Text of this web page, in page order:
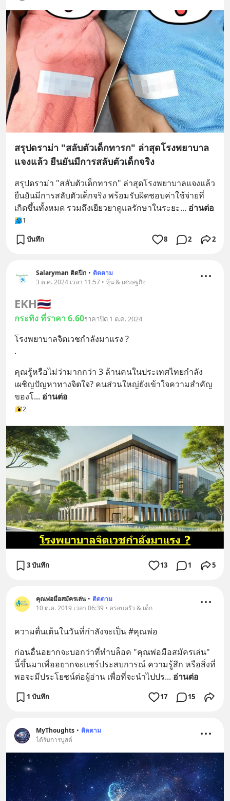
สรุปดราม่า "สลับตัวเด็กทารก" ล่าสุดโรงพยาบาล
แจงแล้ว ยืนยันมีการสลับตัวเด็กจริง
สรุปดราม่า "สลับตัวเด็กทารก" ล่าสุดโรงพยาบาลแจงแล้ว
ยืนยันมีการสลับตัวเด็กจริง พร้อมรับผิดชอบค่าใช้จ่ายที่
เกิดขึ้นทั้งหมด รวมถึงเยียวยาดูแลรักษาในระยะ... อ่านต่อ
1
บันทึก 8 2 2
Salaryman ติดปีก • ติดตาม
3 ต.ค. 2024 เวลา 11:57 • หุ้น & เศรษฐกิจ
EKH🇹🇭
กระทิง ที่ราคา 6.60ราคาปิด 1 ต.ค. 2024
โรงพยาบาลจิตเวชกำลังมาแรง ?
.
คุณรู้หรือไม่ว่ามากกว่า 3 ล้านคนในประเทศไทยกำลัง
เผชิญปัญหาทางจิตใจ? คนส่วนใหญ่ยังเข้าใจความสำคัญ
ของโ... อ่านต่อ
2
3 บันทึก 13 1 5
คุณพ่อมือสมัครเล่น • ติดตาม
10 ต.ค. 2019 เวลา 06:39 • ครอบครัว & เด็ก
ความตื่นเต้นในวันที่กำลังจะเป็น #คุณพ่อ
ก่อนอื่นอยากจะบอกว่าที่ทำบล็อค "คุณพ่อมือสมัครเล่น"
นี้ขึ้นมาเพื่ออยากจะแชร์ประสบการณ์ ความรู้สึก หรือสิ่งที่
พอจะมีประโยชน์ต่อผู้อ่าน เพื่อที่จะนำไปปร... อ่านต่อ
1 บันทึก 17 15
MyThoughts • ติดตาม
ได้รับการบูสต์